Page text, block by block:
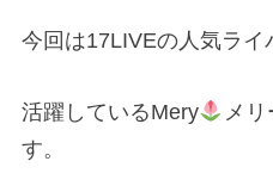
今回は17LIVEの人気ライ
活躍しているMery メリ
す。